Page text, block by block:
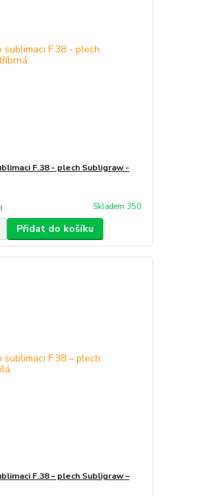
F.38 - plech Subligraw -
Skladem 350
Přidat do košíku
F.38 – plech Subligraw –